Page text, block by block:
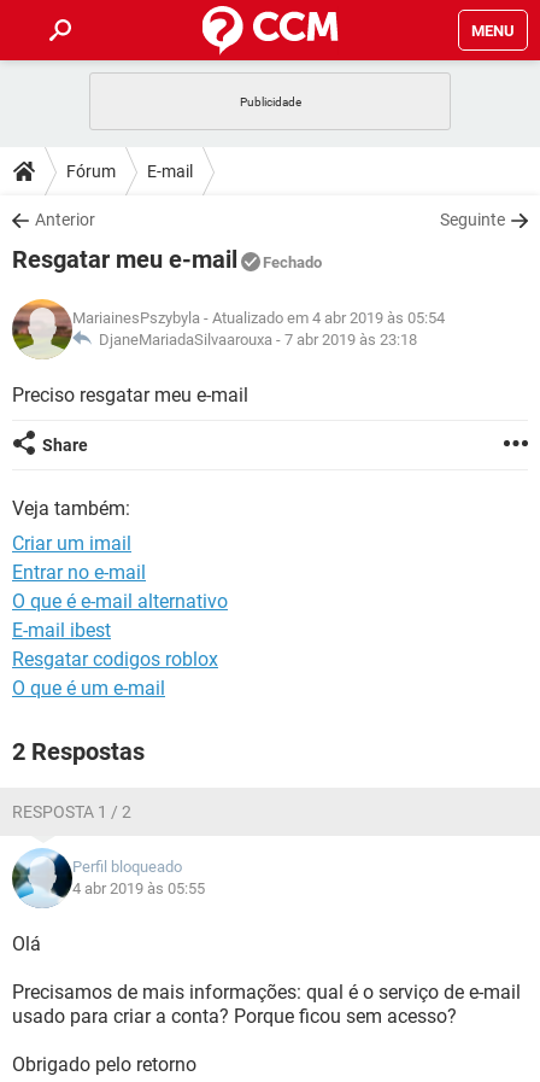
MENU
CELULAR
OUTLOOK
INSTAGRAM GMAIL
GUIA DE COMPRAS
DICAS
JOGOS
INSTAGRAM GMAIL
GUIA DE COMPRAS
DOWNLOADS
JOGOS WHATSAPP
CELULAR
OUTLOOK EXCEL
INSTAGRAM
FÓRUM
JOGOS WHATSAPP
CELULAR
OUTLOOK
INSTAGRAM
GLOSSÁRIO
JOGOS
INSTAGRAM
GUIA DE COMPRAS
Fórum E-mail
Anterior Seguinte
Resgatar meu e-mail Fechado
MariainesPszybyla - Atualizado em 4 abr 2019 às 05:54
DjaneMariadaSilvaarouxa - 7 abr 2019 às 23:18
Preciso resgatar meu e-mail
Share
Veja também:
Criar um imail
Entrar no e-mail
O que é e-mail alternativo
E-mail ibest
Resgatar codigos roblox
O que é um e-mail
2 Respostas
RESPOSTA 1 / 2
Perfil bloqueado
4 abr 2019 às 05:55
Olá
Precisamos de mais informações: qual é o serviço de e-mail
usado para criar a conta? Porque ficou sem acesso?
Obrigado pelo retorno